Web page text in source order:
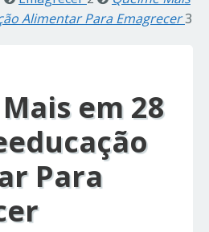
Alimentar Para Emagrecer3
em 28
Para